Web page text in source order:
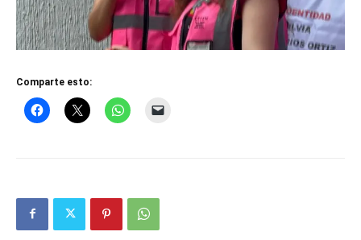
Comparte esto: